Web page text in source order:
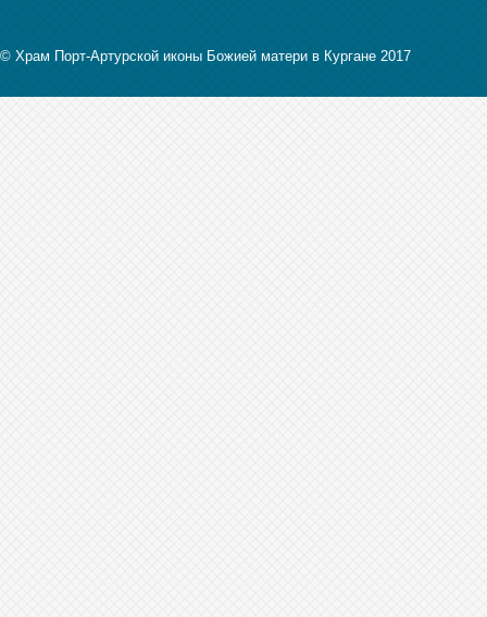
© Храм Порт-Артурской иконы Божией матери в Кургане 2017